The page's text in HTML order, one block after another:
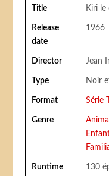
Title Kiri le
Release
date
1966
Director Jean
Type Noir
Format Série
Genre
Runtime 130